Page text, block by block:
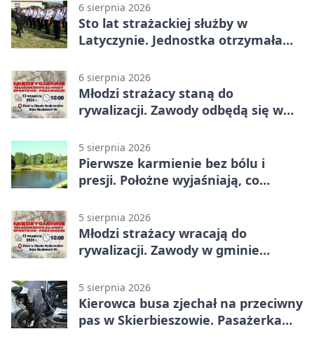
6 sierpnia 2026
Sto lat strażackiej służby w
Latyczynie. Jednostka otrzymała
6 sierpnia 2026
Młodzi strażacy staną do
rywalizacji. Zawody odbędą się w
5 sierpnia 2026
Pierwsze karmienie bez bólu i
presji. Położne wyjaśniają, co
5 sierpnia 2026
Młodzi strażacy wracają do
rywalizacji. Zawody w gminie
5 sierpnia 2026
Kierowca busa zjechał na przeciwny
pas w Skierbieszowie. Pasażerka